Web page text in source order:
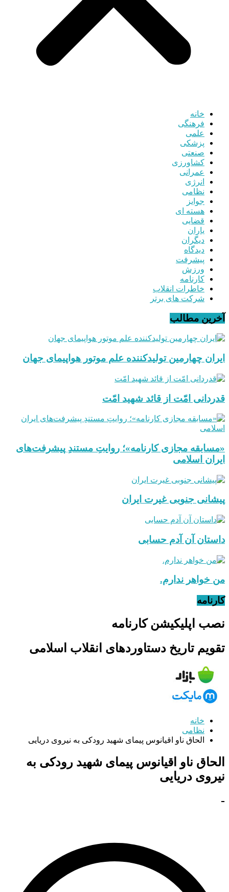
خانه
فرهنگی
علمی
پزشکی
صنعتی
کشاورزی
عمرانی
انرژی
نظامی
جوایز
هسته ای
قضایی
یاران
دیگران
دیدگاه
پیشرفت
ورزش
کارنامه
خاطرات انقلاب
شرکت های برتر
آخرین مطالب
ایران چهارمین تولیدکننده علم موتور هواپیمای جهان
قدردانی امّت از قائد شهید امّت
«مسابقه مجازی کارنامه»؛ روایتِ مستندِ پیشرفت‌های
ایران اسلامی
پیشانی جنوبی غیرت ایران
داستان آن آدم حسابی
من خواهر ندارم.
کارنامه
نصب اپلیکیشن کارنامه
تقویم تاریخ دستاوردهای انقلاب اسلامی
خانه
نظامی
الحاق ناو اقیانوس پیمای شهید رودکی به نیروی دریایی
الحاق ناو اقیانوس پیمای شهید رودکی به
نیروی دریایی
-